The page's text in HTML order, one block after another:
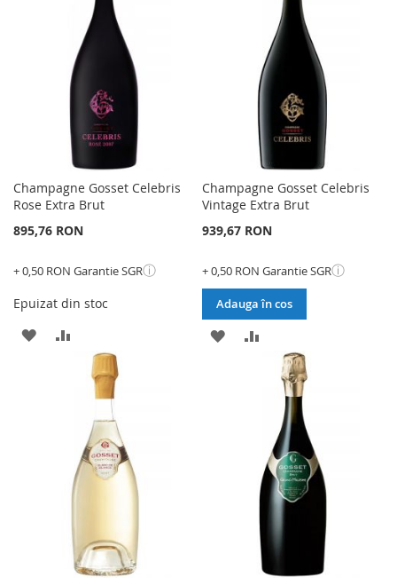
DORINTE
DORINTE
Champagne Gosset Celebris
Rose Extra Brut
895,76 RON
+ 0,50 RON Garantie SGRⓘ
Epuizat din stoc
ADAUGATI
DORINTE
PENTRU
COMPARARE
Champagne Gosset Celebris
Vintage Extra Brut
939,67 RON
+ 0,50 RON Garantie SGRⓘ
Adauga în cos
ADAUGATI
DORINTE
PENTRU
COMPARARE